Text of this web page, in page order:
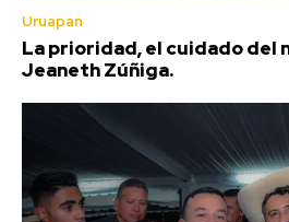
Uruapan
La prioridad, el cuidado del
Jeaneth Zúñiga.